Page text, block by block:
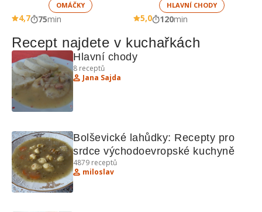
OMÁČKY
4,7 75min
HLAVNÍ CHODY
5,0 120min
Recept najdete v kuchařkách
Hlavní chody
8 receptů
Jana Sajda
Bolševické lahůdky: Recepty pro
srdce východoevropské kuchyně
4879 receptů
miloslav